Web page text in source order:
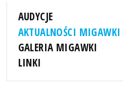
AUDYCJE
AKTUALNOŚCI MIGAWKI
GALERIA MIGAWKI
LINKI